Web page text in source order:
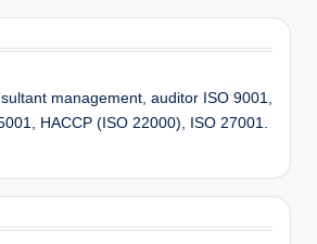
management, auditor ISO 9001,
HACCP (ISO 22000), ISO 27001.